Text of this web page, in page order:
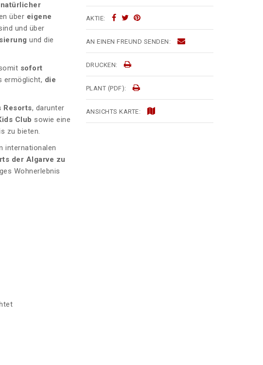
natürlicher
über eigene
und über
und die
sofort
ermöglicht, die
Resorts, darunter
Club sowie eine
zu bieten.
internationalen
der Algarve zu
Wohnerlebnis
AKTIE:
AN EINEN FREUND SENDEN:
DRUCKEN:
PLANT (PDF):
ANSICHTS KARTE: